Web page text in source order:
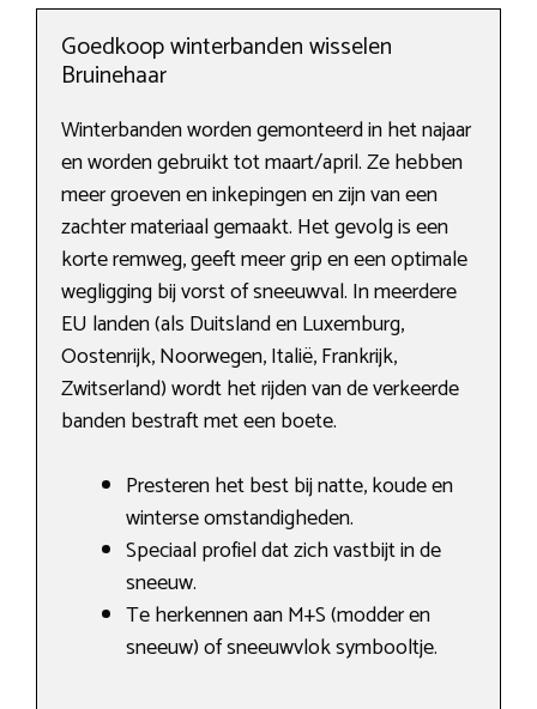
Goedkoop winterbanden wisselen
Bruinehaar
Winterbanden worden gemonteerd in het najaar
en worden gebruikt tot maart/april. Ze hebben
meer groeven en inkepingen en zijn van een
zachter materiaal gemaakt. Het gevolg is een
korte remweg, geeft meer grip en een optimale
wegligging bij vorst of sneeuwval. In meerdere
EU landen (als Duitsland en Luxemburg,
Oostenrijk, Noorwegen, Italië, Frankrijk,
Zwitserland) wordt het rijden van de verkeerde
banden bestraft met een boete.
Presteren het best bij natte, koude en
winterse omstandigheden.
Speciaal profiel dat zich vastbijt in de
sneeuw.
Te herkennen aan M+S (modder en
sneeuw) of sneeuwvlok symbooltje.